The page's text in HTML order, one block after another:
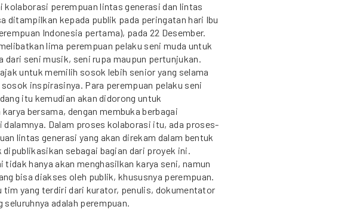
kolaborasi perempuan lintas generasi dan lintas
ditampilkan kepada publik pada peringatan hari Ibu
Indonesia pertama), pada 22 Desember.
lima perempuan pelaku seni muda untuk
dari seni musik, seni rupa maupun pertunjukan.
untuk memilih sosok lebih senior yang selama
inspirasinya. Para perempuan pelaku seni
itu kemudian akan didorong untuk
bersama, dengan membuka berbagai
dalamnya. Dalam proses kolaborasi itu, ada proses-
lintas generasi yang akan direkam dalam bentuk
sebagai bagian dari proyek ini.
tidak hanya akan menghasilkan karya seni, namun
bisa diakses oleh publik, khususnya perempuan.
tim yang terdiri dari kurator, penulis, dokumentator
adalah perempuan.